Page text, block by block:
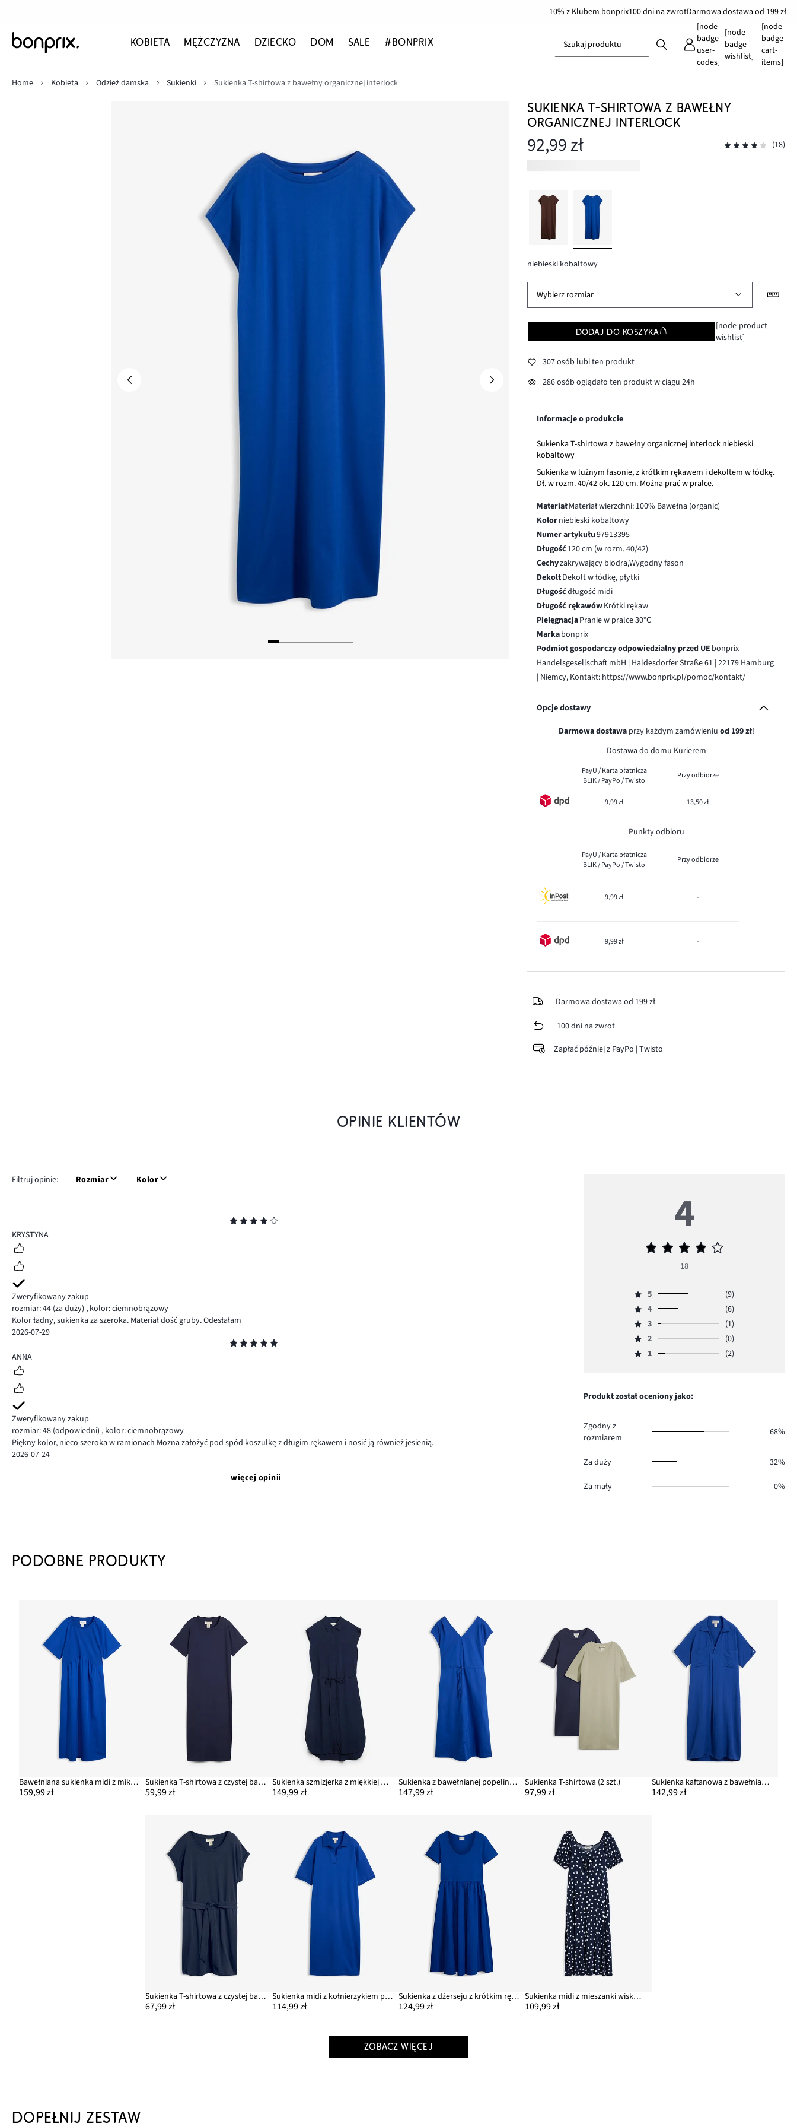
-10% z Klubem bonprix100 dni na zwrotDarmowa dostawa od 199 zł
KOBIETA MĘŻCZYZNA DZIECKO DOM SALE #BONPRIX Szukaj produktu
[node-
badge-
user-
codes]
[node-
badge-
wishlist]
[node-
badge-
cart-
items]
Home
Kobieta Odzież damska Sukienki Sukienka T-shirtowa z bawełny organicznej interlock
SUKIENKA T-SHIRTOWA Z BAWEŁNY
ORGANICZNEJ INTERLOCK
92,99 zł (18)
niebieski kobaltowy
Wybierz rozmiar
DODAJ DO KOSZYKA
[node-product-
wishlist]
307 osób lubi ten produkt
286 osób oglądało ten produkt w ciągu 24h
Informacje o produkcie
Sukienka T-shirtowa z bawełny organicznej interlock niebieski
kobaltowy
Sukienka w luźnym fasonie, z krótkim rękawem i dekoltem w łódkę.
Dł. w rozm. 40/42 ok. 120 cm. Można prać w pralce.
MateriałMateriał wierzchni: 100% Bawełna (organic)
Kolorniebieski kobaltowy
Numer artykułu97913395
Długość120 cm (w rozm. 40/42)
Cechyzakrywający biodra,Wygodny fason
DekoltDekolt w łódkę, płytki
Długośćdługość midi
Długość rękawówKrótki rękaw
PielęgnacjaPranie w pralce 30°C
Markabonprix
Podmiot gospodarczy odpowiedzialny przed UE bonprix
Handelsgesellschaft mbH | Haldesdorfer Straße 61 | 22179 Hamburg
| Niemcy, Kontakt: https://www.bonprix.pl/pomoc/kontakt/
Opcje dostawy
Darmowa dostawaprzy każdym zamówieniu od 199 zł!
Dostawa do domu Kurierem
PayU / Karta płatnicza
BLIK / PayPo / Twisto
Przy odbiorze
9,99 zł 13,50 zł
Punkty odbioru
PayU / Karta płatnicza
BLIK / PayPo / Twisto
Przy odbiorze
9,99 zł -
9,99 zł -
Darmowa dostawa od 199 zł
100 dni na zwrot
Zapłać później z PayPo | Twisto
OPINIE KLIENTÓW
Filtruj opinie: Rozmiar Kolor
4
KRYSTYNA
Zweryfikowany zakup
rozmiar: 44 (za duży) , kolor: ciemnobrązowy
Kolor ładny, sukienka za szeroka. Materiał dość gruby. Odesłałam
2026-07-29
5
ANNA
Zweryfikowany zakup
rozmiar: 48 (odpowiedni) , kolor: ciemnobrązowy
Piękny kolor, nieco szeroka w ramionach Mozna założyć pod spód koszulkę z długim rękawem i nosić ją również jesienią.
2026-07-24
więcej opinii
4
Średnia
4
18
Ocena
5,
ilość
głosów
5
(9)
Ocena
4,
ilość
głosów
4
(6)
Ocena
3,
ilość
3
(1)
Ocena
2,
0.
2
(0)
Ocena
głosów
1 (2)
Produkt został oceniony jako:
Zgodny z
rozmiarem
68%
Za duży 32%
Za mały 0%
PODOBNE PRODUKTY
Bawełniana sukienka midi z miksu materiałów
159,99 zł
Sukienka T-shirtowa z czystej bawełny organicznej
59,99 zł
Sukienka szmizjerka z miękkiej wiskozy
149,99 zł
Sukienka z bawełnianej popeliny, z regulowanym wiązaniem
147,99 zł
Sukienka T-shirtowa (2 szt.)
97,99 zł
Sukienka kaftanowa z bawełnianego muślinu
142,99 zł
Sukienka T-shirtowa z czystej bawełny
67,99 zł
Sukienka midi z kołnierzykiem polo, uszyta z czystej bawełny organicznej
114,99 zł
Sukienka z dżerseju z krótkim rękawem z mieszanki materiałów
124,99 zł
Sukienka midi z mieszanki wiskozy
109,99 zł
ZOBACZ WIĘCEJ
DOPEŁNIJ ZESTAW